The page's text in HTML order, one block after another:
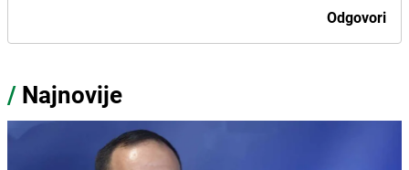
Odgovori
/ Najnovije